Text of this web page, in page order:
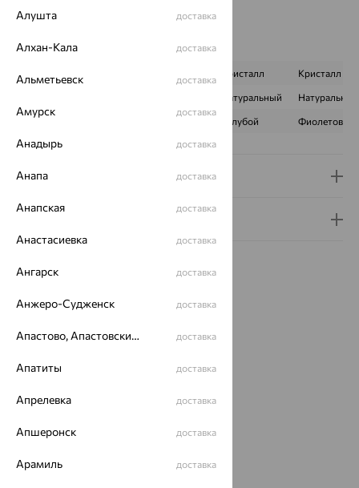
Вес металла:
Характеристика вставки:
Кристалл Кристалл
Натуральный Натуральный
ЦВЕТ Голубой Фиолетовый
Доставка и оплата
Похожие изделия
65%
Алушта доставка
Алхан-Кала доставка
Альметьевск доставка
Амурск доставка
Анадырь доставка
Анапа доставка
Анапская доставка
Анастасиевка доставка
Ангарск доставка
Анжеро-Судженск доставка
Апастово, Апастовский район доставка
Апатиты доставка
Апрелевка доставка
Апшеронск доставка
Арамиль доставка